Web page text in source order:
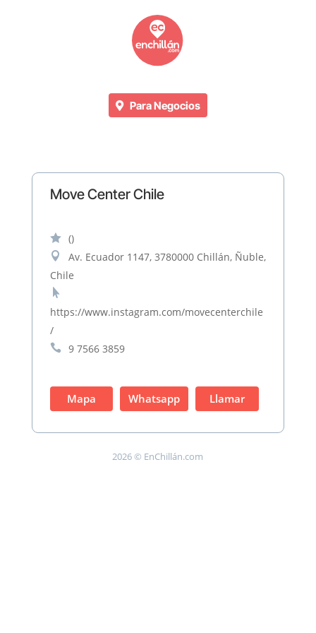
Para Negocios
Move Center Chile
 ()

Av. Ecuador 1147, 3780000 Chillán, Ñuble,
Chile

https://www.instagram.com/movecenterchile
/
 9 7566 3859
Mapa Whatsapp Llamar
2026 © EnChillán.com